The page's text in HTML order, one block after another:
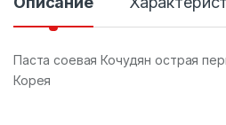
о
Паста соевая Кочудян острая
Корея